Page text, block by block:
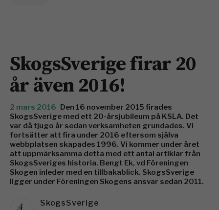
SkogsSverige firar 20
år även 2016!
2 mars 2016 Den 16 november 2015 firades
SkogsSverige med ett 20-årsjubileum på KSLA. Det
var då tjugo år sedan verksamheten grundades. Vi
fortsätter att fira under 2016 eftersom själva
webbplatsen skapades 1996. Vi kommer under året
att uppmärksamma detta med ett antal artiklar från
SkogsSveriges historia. Bengt Ek, vd Föreningen
Skogen inleder med en tillbakablick. SkogsSverige
ligger under Föreningen Skogens ansvar sedan 2011.
SkogsSverige